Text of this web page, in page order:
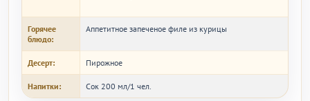
Горячее
блюдо:
Аппетитное запеченое филе из курицы
Десерт: Пирожное
Напитки: Сок 200 мл/1 чел.